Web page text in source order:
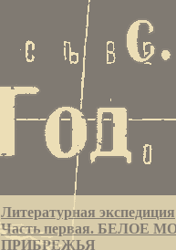
Литературная экспедиция
Часть первая. БЕЛОЕ
ПРИБРЕЖЬЯ